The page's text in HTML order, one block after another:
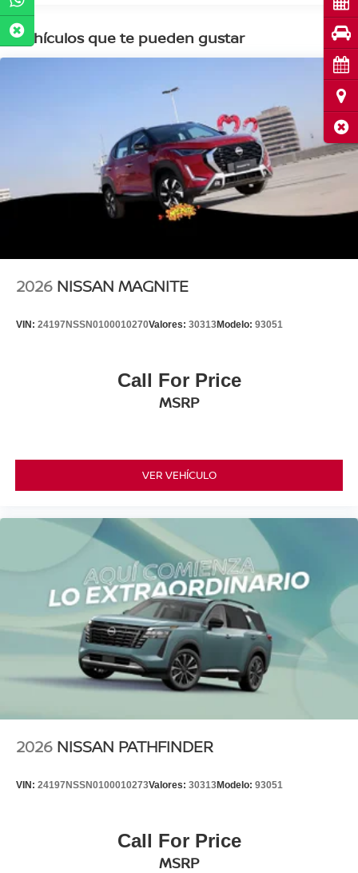
Vehículos que te pueden gustar
2026 NISSAN MAGNITE
VIN: 24197NSSN0100010270Valores: 30313Modelo: 93051
Call For Price
MSRP
VER VEHÍCULO
2026 NISSAN PATHFINDER
VIN: 24197NSSN0100010273Valores: 30313Modelo: 93051
Call For Price
MSRP